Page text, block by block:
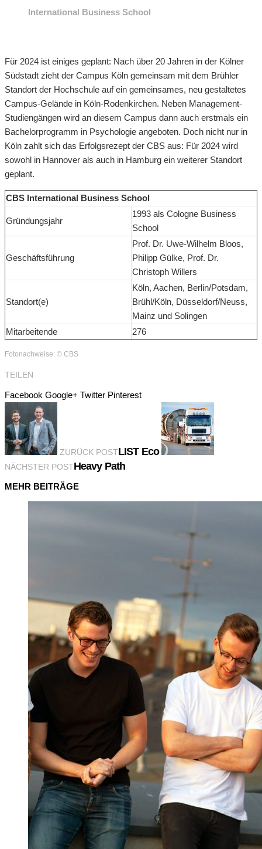
International Business School
Für 2024 ist einiges geplant: Nach über 20 Jahren in der Kölner
Südstadt zieht der Campus Köln gemeinsam mit dem Brühler
Standort der Hochschule auf ein gemeinsames, neu gestaltetes
Campus-Gelände in Köln-Rodenkirchen. Neben Management-
Studiengängen wird an diesem Campus dann auch erstmals ein
Bachelorprogramm in Psychologie angeboten. Doch nicht nur in
Köln zahlt sich das Erfolgsrezept der CBS aus: Für 2024 wird
sowohl in Hannover als auch in Hamburg ein weiterer Standort
geplant.
CBS International Business School
Gründungsjahr
1993 als Cologne Business
School
Geschäftsführung
Prof. Dr. Uwe-Wilhelm Bloos,
Philipp Gülke, Prof. Dr.
Christoph Willers
Standort(e)
Köln, Aachen, Berlin/Potsdam,
Brühl/Köln, Düsseldorf/Neuss,
Mainz und Solingen
Mitarbeitende
276
Fotonachweise: © CBS
TEILEN
Facebook Google+ Twitter Pinterest
ZURÜCK POSTLIST Eco
NÄCHSTER POSTHeavy Path
MEHR BEITRÄGE